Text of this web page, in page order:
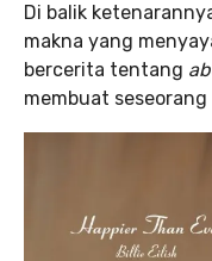
Di balik
makna yang
bercerita tentang
membuat